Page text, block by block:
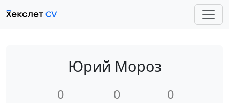
Юрий Мороз
0 0 0